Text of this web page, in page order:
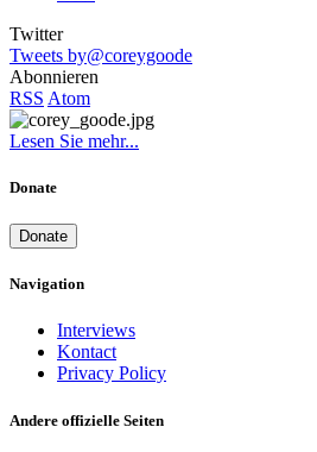
Twitter
Tweets by@coreygoode
Abonnieren
RSS Atom
Lesen Sie mehr...
Donate
Donate
Navigation
Interviews
Kontact
Privacy Policy
Andere offizielle Seiten